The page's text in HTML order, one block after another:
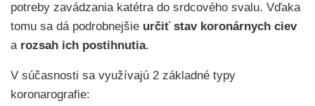
potreby zavádzania katétra do srdcového svalu. Vďaka
tomu sa dá podrobnejšie určiť stav koronárnych ciev
a rozsah ich postihnutia.
V súčasnosti sa využívajú 2 základné typy
koronarografie: